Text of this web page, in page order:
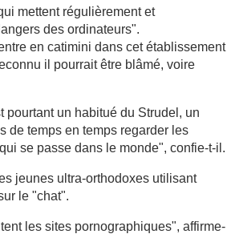
mettent régulièrement et
des ordinateurs".
en catimini dans cet établissement
il pourrait être blâmé, voire
pourtant un habitué du Strudel, un
de temps en temps regarder les
se passe dans le monde", confie-t-il.
jeunes ultra-orthodoxes utilisant
le "chat".
les sites pornographiques", affirme-